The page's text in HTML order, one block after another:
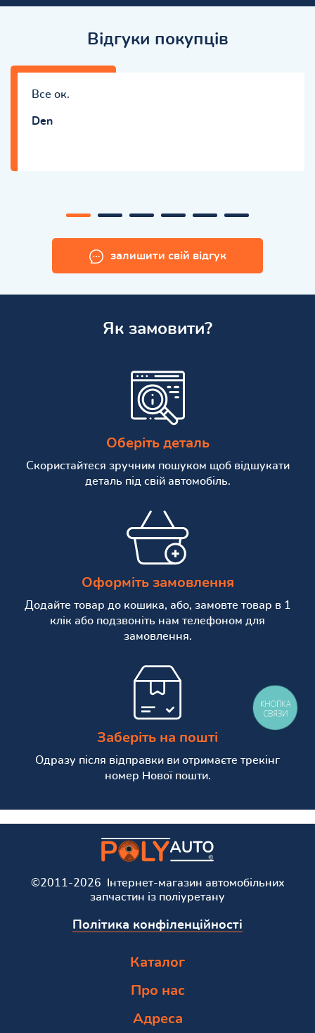
Відгуки покупців
Все ок.
Den
залишити свій відгук
Як замовити?
Оберіть деталь
Скористайтеся зручним пошуком щоб відшукати
деталь під свій автомобіль.
Оформіть замовлення
Додайте товар до кошика, або, замовте товар в 1
клік або подзвоніть нам телефоном для
замовлення.
Заберіть на пошті
Одразу після відправки ви отримаєте трекінг
номер Нової пошти.
©2011-2026 Інтернет-магазин автомобільних
запчастин із поліуретану
Політика конфіленційності
Каталог
Про нас
Адреса
КНОПКА
СВЯЗИ